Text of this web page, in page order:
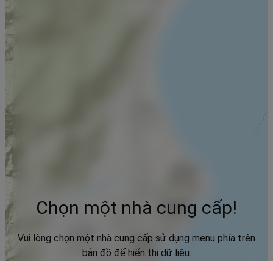
Chọn một nhà cung cấp!
Vui lòng chọn một nhà cung cấp sử dụng menu phía trên
bản đồ để hiển thị dữ liệu.